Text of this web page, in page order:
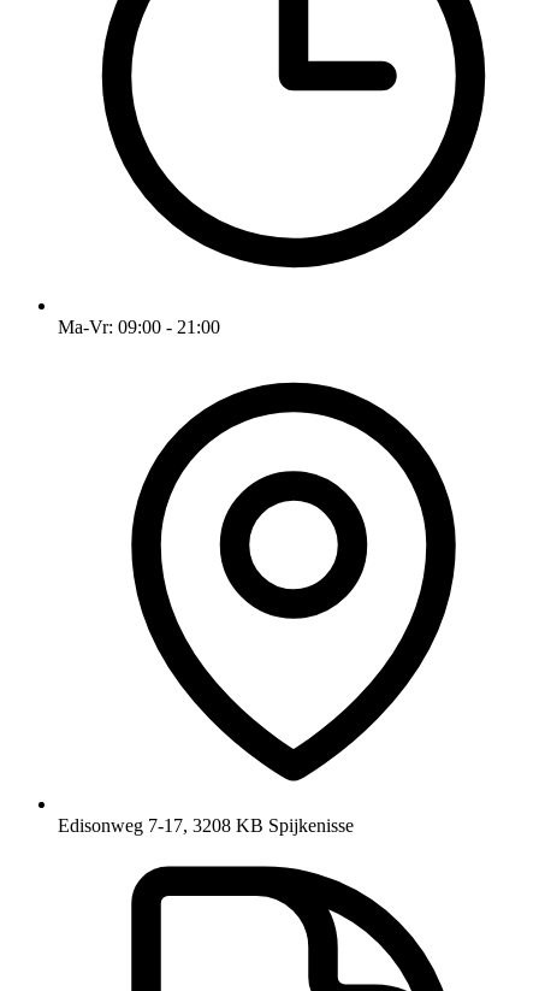
Ma-Vr: 09:00 - 21:00
Edisonweg 7-17, 3208 KB Spijkenisse